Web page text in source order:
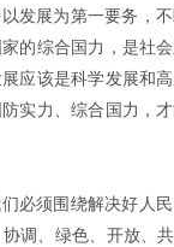
发展为第一要务，
的综合国力，是社
应该是科学发展和
实力、综合国力，
必须围绕解决好人
调、绿色、开放、